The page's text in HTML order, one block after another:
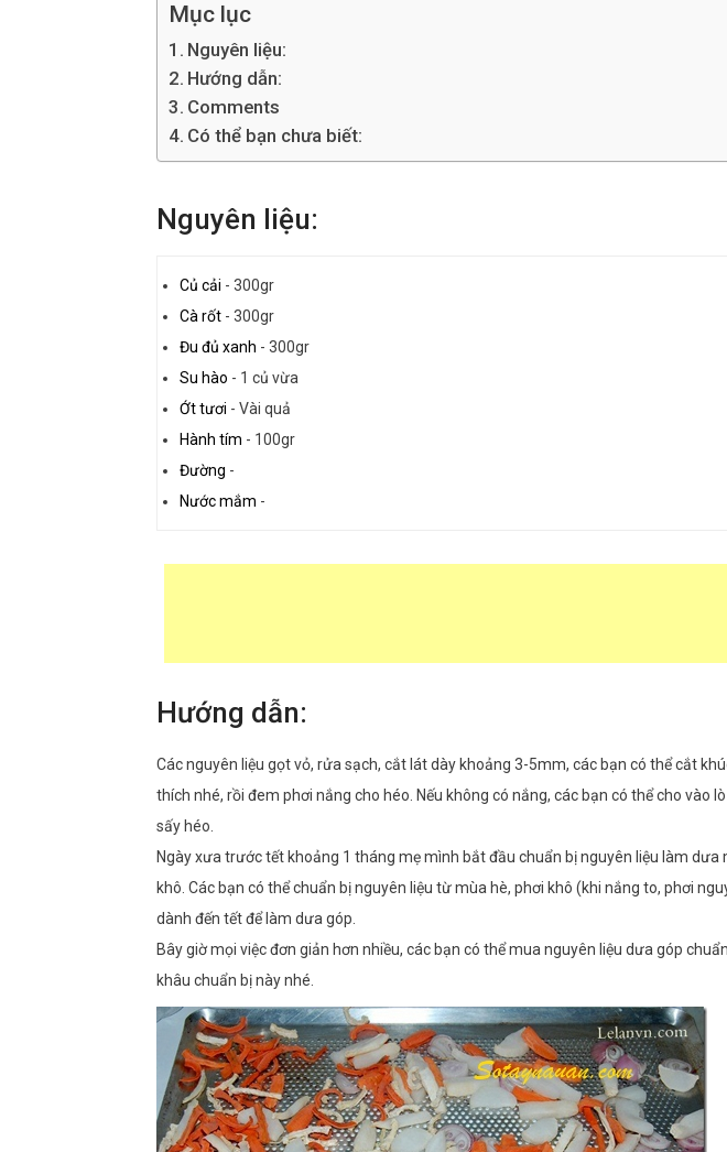
Mục lục
Nguyên liệu:
Hướng dẫn:
Comments
Có thể bạn chưa biết:
Nguyên liệu:
Củ cải - 300gr
Cà rốt - 300gr
Đu đủ xanh - 300gr
Su hào - 1 củ vừa
Ớt tươi - Vài quả
Hành tím - 100gr
Đường -
Nước mắm -
Hướng dẫn:
Các nguyên liệu gọt vỏ, rửa sạch, cắt lát dày khoảng 3-5mm, các bạn có thể cắt
thích nhé, rồi đem phơi nắng cho héo. Nếu không có nắng, các bạn có thể cho vào
sấy héo.
Ngày xưa trước tết khoảng 1 tháng mẹ mình bắt đầu chuẩn bị nguyên liệu làm dưa
khô. Các bạn có thể chuẩn bị nguyên liệu từ mùa hè, phơi khô (khi nắng to, phơi
dành đến tết để làm dưa góp.
Bây giờ mọi việc đơn giản hơn nhiều, các bạn có thể mua nguyên liệu dưa góp
khâu chuẩn bị này nhé.